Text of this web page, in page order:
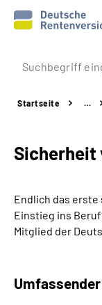
Prävention
Rente
Beratung &
Experten
Startseite …
Sicherheit
Endlich das
Einstieg ins
Mitglied der